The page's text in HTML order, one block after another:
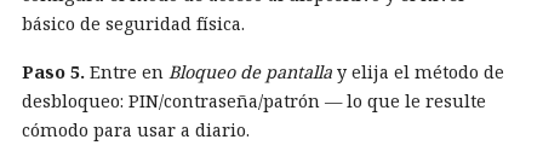
básico de seguridad física.
Paso 5. Entre en Bloqueo de pantalla y elija el método de
desbloqueo: PIN/contraseña/patrón — lo que le resulte
cómodo para usar a diario.